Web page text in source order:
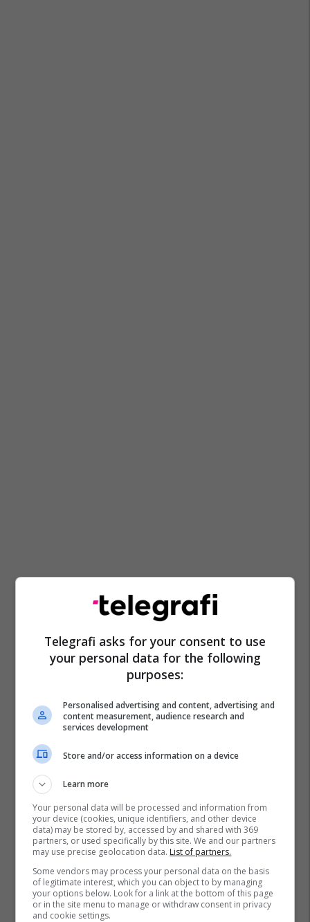
Telegrafi asks for your consent to use
your personal data for the following
purposes:
Personalised advertising and content, advertising and
content measurement, audience research and
services development
Store and/or access information on a device
Learn more
Your personal data will be processed and information from
your device (cookies, unique identifiers, and other device
data) may be stored by, accessed by and shared with 369
partners, or used specifically by this site. We and our partners
may use precise geolocation data. List of partners.
Some vendors may process your personal data on the basis
of legitimate interest, which you can object to by managing
your options below. Look for a link at the bottom of this page
or in the site menu to manage or withdraw consent in privacy
and cookie settings.